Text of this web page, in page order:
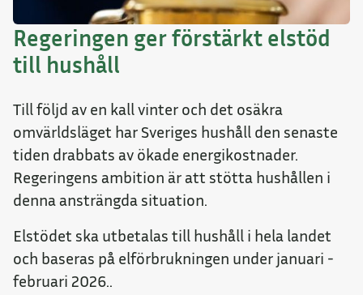
Regeringen ger förstärkt elstöd
till hushåll
Till följd av en kall vinter och det osäkra
omvärldsläget har Sveriges hushåll den senaste
tiden drabbats av ökade energikostnader.
Regeringens ambition är att stötta hushållen i
denna ansträngda situation.
Elstödet ska utbetalas till hushåll i hela landet
och baseras på elförbrukningen under januari -
februari 2026..